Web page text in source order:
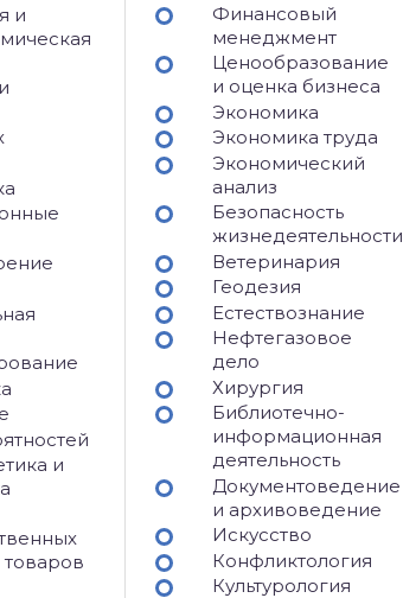
и
и
Финансовый
менеджмент
Ценообразование
и оценка бизнеса
Экономика
Экономика труда
Экономический
анализ
Безопасность
жизнедеятельности
Ветеринария
Геодезия
Естествознание
Нефтегазовое
дело
Хирургия
Библиотечно-
информационная
деятельность
Документоведение
и архивоведение
Искусство
Конфликтология
Культурология